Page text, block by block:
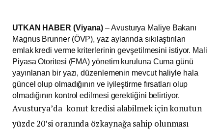
UTKAN HABER (Viyana) – Avusturya Maliye Bakanı
Magnus Brunner (ÖVP), yaz aylarında sıkılaştırılan
emlak kredi verme kriterlerinin gevşetilmesini istiyor. Mali
Piyasa Otoritesi (FMA) yönetim kuruluna Cuma günü
yayınlanan bir yazı, düzenlemenin mevcut haliyle hala
güncel olup olmadığının ve iyileştirme fırsatları olup
olmadığının kontrol edilmesi gerektiğini belirtiyor.
Avusturya’da konut kredisi alabilmek için konutun
yüzde 20’si oranında özkaynağa sahip olunması